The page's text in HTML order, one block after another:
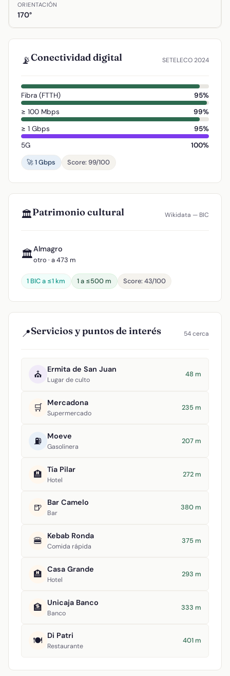
ORIENTACIÓN
170°
📡Conectividad digital SETELECO 2024
Fibra (FTTH)
95%
≥ 100 Mbps
99%
≥ 1 Gbps
95%
5G
100%
🚀 1 Gbps
Score: 99/100
🏛️Patrimonio cultural Wikidata — BIC
🏛️Almagro
otro · a 473 m
1 BIC a ≤1 km 1 a ≤500 m Score: 43/100
📍Servicios y puntos de interés 54 cerca
⛪ Ermita de San Juan
Lugar de culto
48 m
🛒 Mercadona
Supermercado
235 m
⛽ Moeve
Gasolinera
207 m
🏨 Tía Pilar
Hotel
272 m
🍺 Bar Camelo
Bar
380 m
🍔 Kebab Ronda
Comida rápida
375 m
🏨 Casa Grande
Hotel
293 m
🏦 Unicaja Banco
Banco
333 m
🍽️ Di Patri
Restaurante
401 m